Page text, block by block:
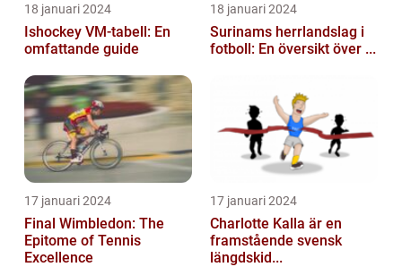
18 januari 2024
Ishockey VM-tabell: En
omfattande guide
18 januari 2024
Surinams herrlandslag i
fotboll: En översikt över ...
17 januari 2024
Final Wimbledon: The
Epitome of Tennis
Excellence
17 januari 2024
Charlotte Kalla är en
framstående svensk
längdskid...